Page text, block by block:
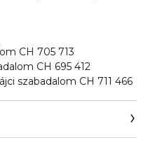
CH 705 713
CH 695 412
szabadalom CH 711 466